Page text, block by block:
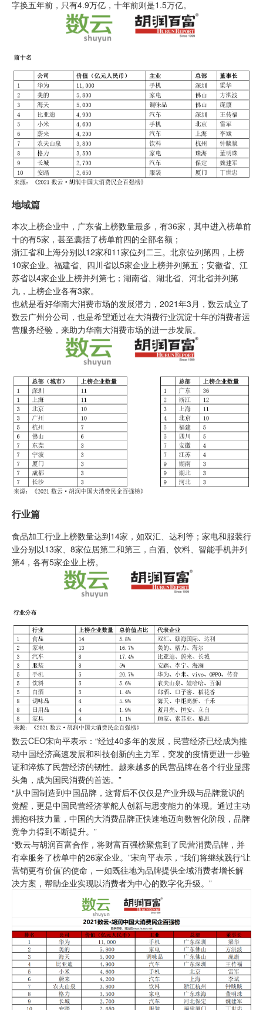
字换五年前，只有4.9万亿，十年前则是1.5万亿。
地域篇
本次上榜企业中，广东省上榜数量最多，有36家，其中进入榜单前
十的有5家，甚至囊括了榜单前四的全部名额；
浙江省和上海分别以12家和11家位列二三。北京位列第四，上榜
10家企业。福建省、四川省以5家企业上榜并列第五；安徽省、江
苏省以4家企业上榜并列第七；湖南省、湖北省、河北省并列第
九，上榜企业各有3家。
也就是看好华南大消费市场的发展潜力，2021年3月，数云成立了
数云广州分公司，也是希望通过在大消费行业沉淀十年的消费者运
营服务经验，来助力华南大消费市场的进一步发展。
行业篇
食品加工行业上榜数量达到14家，如双汇、达利等；家电和服装行
业分别以13家、8家位居第二和第三，白酒、饮料、智能手机并列
第4，各有5家企业上榜。
数云CEO宋向平表示：“经过40多年的发展，民营经济已经成为推
动中国经济高速发展和科技创新的主力军，突发的疫情更进一步验
证和淬炼了民营经济的韧性。越来越多的民营品牌在各个行业显露
头角，成为国民消费的首选。”
“从中国制造到中国品牌，这背后不仅仅是产业升级与品牌意识的
觉醒，更是中国民营经济掌舵人创新与思变能力的体现。通过主动
拥抱科技力量，中国的大消费品牌正快速地迈向数智化阶段，品牌
竞争力得到不断提升。”
“数云与胡润百富合作，将财富百强榜聚焦到了民营消费品牌，并
有幸服务了榜单中的26家企业。”宋向平表示，“我们将继续践行‘让
营销更有价值’的使命，一如既往地为品牌提供全域消费者增长解
决方案，帮助企业实现以消费者为中心的数字化升级。”